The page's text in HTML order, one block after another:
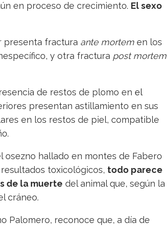
en proceso de crecimiento. El sexo
presenta fractura ante mortem en los
y otra fractura post mortem
de restos de plomo en el
presentan astillamiento en sus
en los restos de piel, compatible
osezno hallado en montes de Fabero
toxicológicos, todo parece
de la muerte del animal que, según la
cráneo.
Palomero, reconoce que, a día de